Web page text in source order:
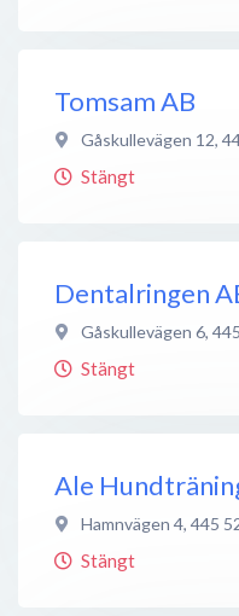
Tomsam AB
Gåskullevägen 12,
Stängt
Dentalringen
Gåskullevägen 6,
Stängt
Ale
Hamnvägen 4, 445
Stängt